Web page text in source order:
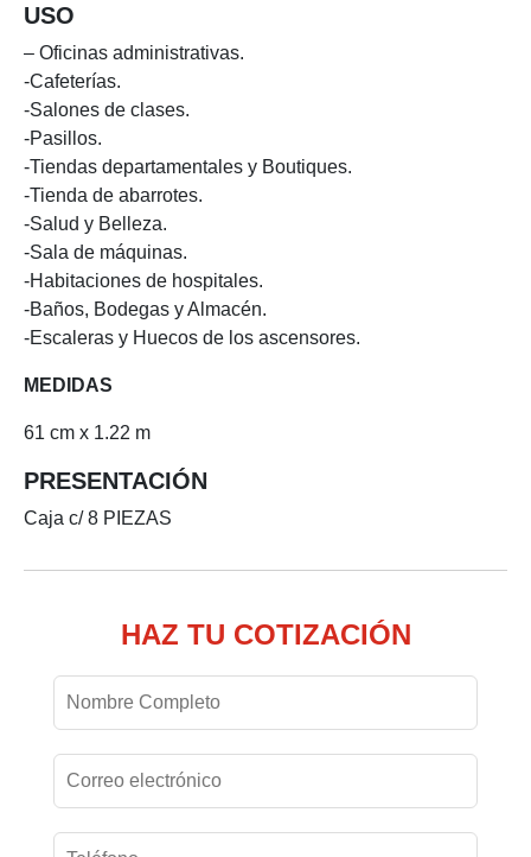
USO
– Oficinas administrativas.
-Cafeterías.
-Salones de clases.
-Pasillos.
-Tiendas departamentales y Boutiques.
-Tienda de abarrotes.
-Salud y Belleza.
-Sala de máquinas.
-Habitaciones de hospitales.
-Baños, Bodegas y Almacén.
-Escaleras y Huecos de los ascensores.
MEDIDAS
61 cm x 1.22 m
PRESENTACIÓN
Caja c/ 8 PIEZAS
HAZ TU COTIZACIÓN